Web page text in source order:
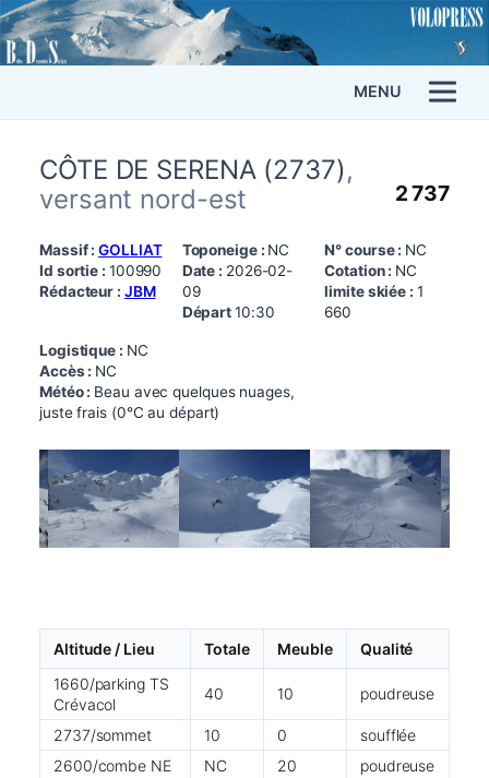
MENU
CÔTE DE SERENA (2737),
versant nord-est
2 737
Massif :GOLLIAT
Id sortie : 100990
Rédacteur : JBM
Toponeige : NC
Date : 2026-02-
09
Départ10:30
N° course : NC
Cotation : NC
limite skiée : 1
660
Logistique : NC
Accès : NC
Météo : Beau avec quelques nuages,
juste frais (0°C au départ)
Altitude / Lieu Totale Meuble
Qualité
1660/parking TS
Crévacol
40 10 poudreuse
2737/sommet 10 0
soufflée
2600/combe NE
NC 20 poudreuse